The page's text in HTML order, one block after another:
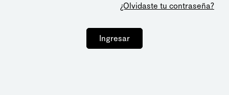
¿Olvidaste tu contraseña?
Ingresar